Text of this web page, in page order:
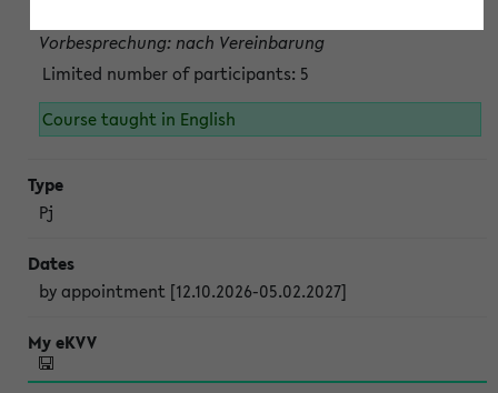
Vorbesprechung: nach Vereinbarung
Limited number of participants: 5
Course taught in English
Pj
by appointment [12.10.2026-05.02.2027]